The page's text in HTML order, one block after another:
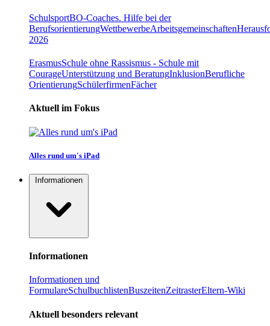
SchulsportBO-Coaches. Hilfe bei der
BerufsorientierungWettbewerbeArbeitsgemeinschaften
2026
ErasmusSchule ohne Rassismus - Schule mit
CourageUnterstützung und BeratungInklusionBerufliche
OrientierungSchülerfirmenFächer
Aktuell im Fokus
Alles rund um's iPad
Informationen
Informationen
Informationen und
FormulareSchulbuchlistenBuszeitenZeitrasterEltern-Wiki
Aktuell besonders relevant